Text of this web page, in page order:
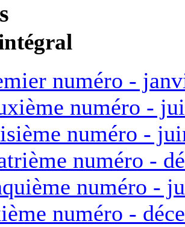
numéro -
numéro -
numéro -
numéro -
numéro -
numéro -